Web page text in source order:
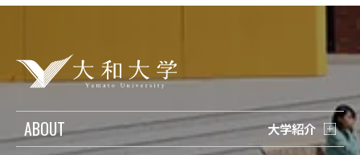
ABOUT 大学紹介